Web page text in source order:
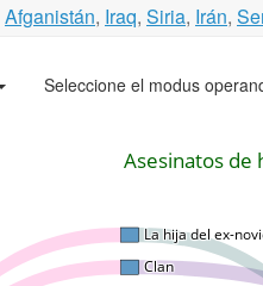
Afganistán, Iraq, Siria, Irán,